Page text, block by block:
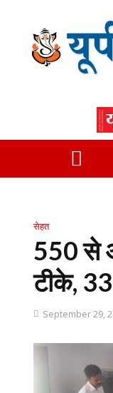
सेहत
550 से
टीके,
September 29,